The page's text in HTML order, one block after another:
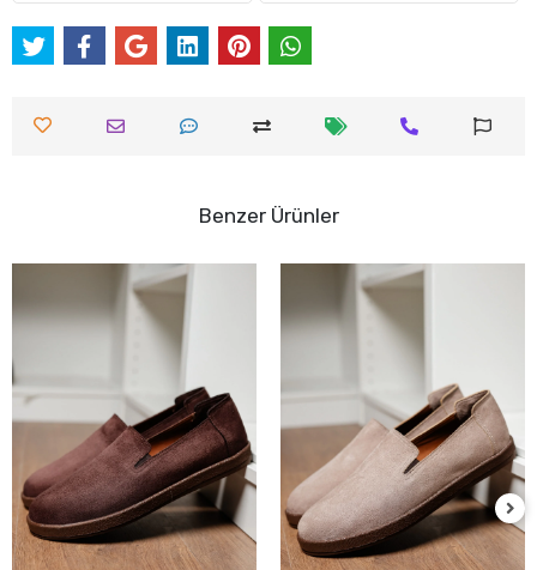
Benzer Ürünler